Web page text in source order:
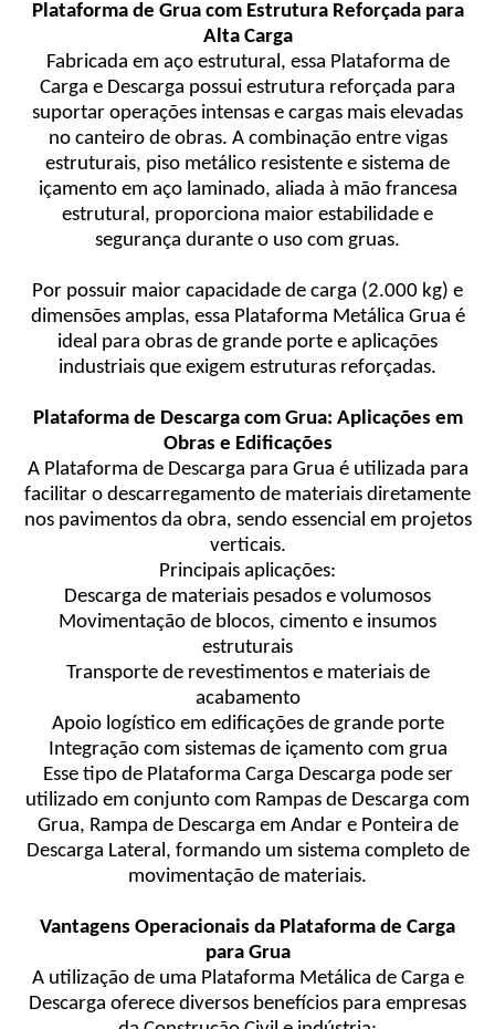
Plataforma de Grua com Estrutura Reforçada para
Alta Carga
Fabricada em aço estrutural, essa Plataforma de
Carga e Descarga possui estrutura reforçada para
suportar operações intensas e cargas mais elevadas
no canteiro de obras. A combinação entre vigas
estruturais, piso metálico resistente e sistema de
içamento em aço laminado, aliada à mão francesa
estrutural, proporciona maior estabilidade e
segurança durante o uso com gruas.
Por possuir maior capacidade de carga (2.000 kg) e
dimensões amplas, essa Plataforma Metálica Grua é
ideal para obras de grande porte e aplicações
industriais que exigem estruturas reforçadas.
Plataforma de Descarga com Grua: Aplicações em
Obras e Edificações
A Plataforma de Descarga para Grua é utilizada para
facilitar o descarregamento de materiais diretamente
nos pavimentos da obra, sendo essencial em projetos
verticais.
Principais aplicações:
Descarga de materiais pesados e volumosos
Movimentação de blocos, cimento e insumos
estruturais
Transporte de revestimentos e materiais de
acabamento
Apoio logístico em edificações de grande porte
Integração com sistemas de içamento com grua
Esse tipo de Plataforma Carga Descarga pode ser
utilizado em conjunto com Rampas de Descarga com
Grua, Rampa de Descarga em Andar e Ponteira de
Descarga Lateral, formando um sistema completo de
movimentação de materiais.
Vantagens Operacionais da Plataforma de Carga
para Grua
A utilização de uma Plataforma Metálica de Carga e
Descarga oferece diversos benefícios para empresas